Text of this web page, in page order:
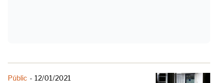
Públic - 12/01/2021